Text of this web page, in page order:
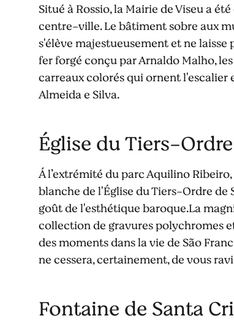
Situé à Rossio, la Mairie de Viseu a
centre-ville. Le bâtiment sobre aux
s'élève majestueusement et ne
fer forgé conçu par Arnaldo Malho,
carreaux colorés qui ornent l'escalier
Almeida e Silva.
Église du Tiers-
Á l’extrémité du parc Aquilino
blanche de l'Église du Tiers-Ordre
goût de l'esthétique baroque.La
collection de gravures polychromes
des moments dans la vie de São
ne cessera, certainement, de vous
Fontaine de Santa